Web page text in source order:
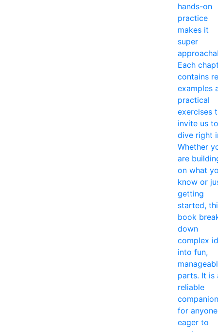
hands-on
practice
makes it
super
Each
contains
examples
practical
exercises
invite us to
dive right
Whether
are
on what
know or
getting
started,
book
down
complex
into fun,
parts. It is
reliable
companion
for anyone
eager to